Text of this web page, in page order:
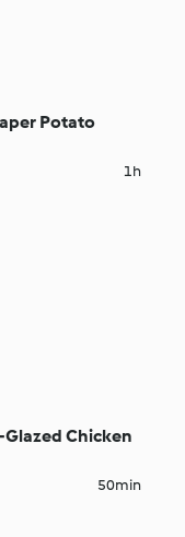
Potato
1h
Chicken
50min